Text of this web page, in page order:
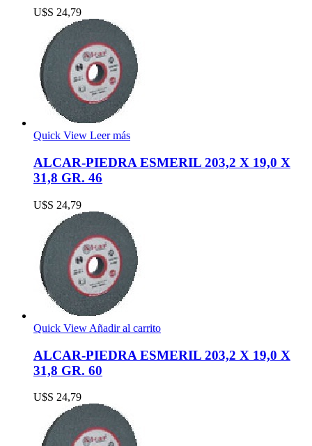
U$S 24,79
Quick View Leer más
ALCAR-PIEDRA ESMERIL 203,2 X 19,0 X
31,8 GR. 46
U$S 24,79
Quick View Añadir al carrito
ALCAR-PIEDRA ESMERIL 203,2 X 19,0 X
31,8 GR. 60
U$S 24,79